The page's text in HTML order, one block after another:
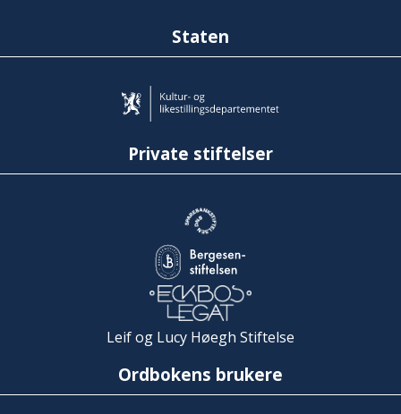
Staten
Private stiftelser
Leif og Lucy Høegh Stiftelse
Ordbokens brukere